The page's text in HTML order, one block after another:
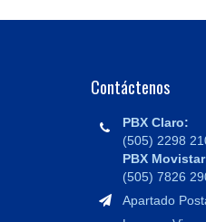
Contáctenos
PBX Claro:
(505) 2298
PBX
(505) 7826
Apartado